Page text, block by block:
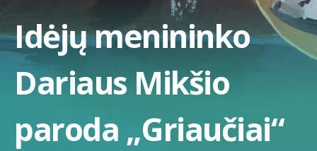
Idėjų menininko
Dariaus Mikšio
paroda „Griaučiai“